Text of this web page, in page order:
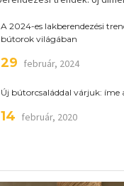
A 2024-es lakberendezési
bútorok világában
29 február, 2024
Új bútorcsaláddal várjuk: íme
14 február, 2020